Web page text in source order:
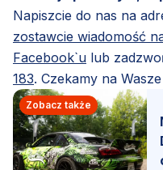
Napiszcie do nas na
zostawcie wiadomość
Facebook`u lub
183. Czekamy na
Zobacz także